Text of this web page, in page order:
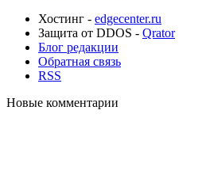
Хостинг - edgecenter.ru
Защита от DDOS - Qrator
Блог редакции
Обратная связь
RSS
Новые комментарии